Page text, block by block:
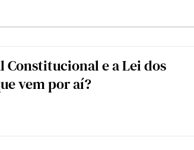
e a Lei dos
vem por aí?